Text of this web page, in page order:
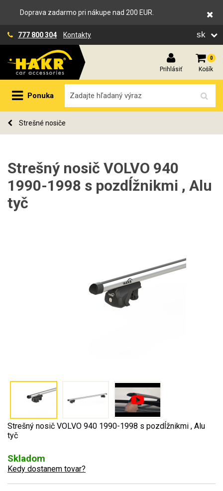
Doprava zadarmo pri nákupe nad 200 EUR.
777 800 304 Kontakty sk
Prihlásiť
0
Košík
Ponuka
Strešné nosiče
Strešný nosič VOLVO 940
1990-1998 s pozdĺžnikmi , Alu
tyč
Strešný nosič VOLVO 940 1990-1998 s pozdĺžnikmi , Alu
tyč
Skladom
Kedy dostanem tovar?